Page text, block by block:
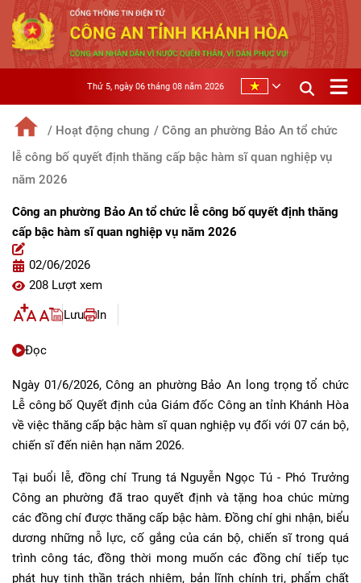
Thứ 5, ngày 06 tháng 08 năm 2026
/ Hoạt động chung / Công an phường Bảo An tổ chức
lễ công bố quyết định thăng cấp bậc hàm sĩ quan nghiệp vụ
năm 2026
Công an phường Bảo An tổ chức lễ công bố quyết định thăng
cấp bậc hàm sĩ quan nghiệp vụ năm 2026
02/06/2026
208 Lượt xem
Lưu In
Đọc
Ngày 01/6/2026, Công an phường Bảo An long trọng tổ chức
Lễ công bố Quyết định của Giám đốc Công an tỉnh Khánh Hòa
về việc thăng cấp bậc hàm sĩ quan nghiệp vụ đối với 07 cán bộ,
chiến sĩ đến niên hạn năm 2026.
Tại buổi lễ, đồng chí Trung tá Nguyễn Ngọc Tú - Phó Trưởng
Công an phường đã trao quyết định và tặng hoa chúc mừng
các đồng chí được thăng cấp bậc hàm. Đồng chí ghi nhận, biểu
dương những nỗ lực, cố gắng của cán bộ, chiến sĩ trong quá
trình công tác, đồng thời mong muốn các đồng chí tiếp tục
phát huy tinh thần trách nhiệm, bản lĩnh chính trị, phẩm chất